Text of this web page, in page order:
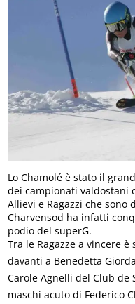
Lo Chamolé è stato il
dei campionati valdostani
Allievi e Ragazzi che sono
Charvensod ha infatti
podio del superG.
Tra le Ragazze a vincere è
davanti a Benedetta
Carole Agnelli del Club de
maschi acuto di Federico